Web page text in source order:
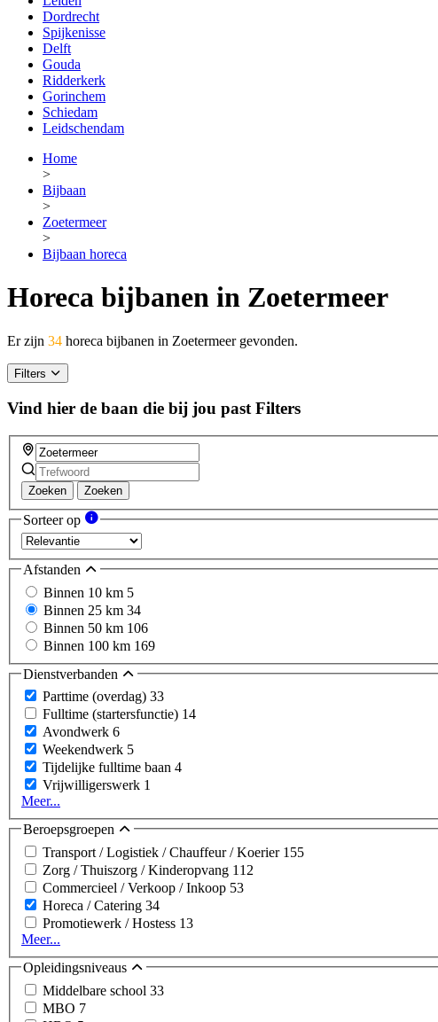
Dordrecht
Spijkenisse
Delft
Gouda
Ridderkerk
Gorinchem
Schiedam
Leidschendam
Home
>
Bijbaan
>
Zoetermeer
>
Bijbaan horeca
Horeca bijbanen in Zoetermeer
Er zijn 34 horeca bijbanen in Zoetermeer gevonden.
Filters
Vind hier de baan die bij jou past Filters
Zoeken Zoeken
Sorteer op
Afstanden
Binnen 10 km 5
Binnen 25 km 34
Binnen 50 km 106
Binnen 100 km 169
Dienstverbanden
Parttime (overdag) 33
Fulltime (startersfunctie) 14
Avondwerk 6
Weekendwerk 5
Tijdelijke fulltime baan 4
Vrijwilligerswerk 1
Meer...
Beroepsgroepen
Transport / Logistiek / Chauffeur / Koerier 155
Zorg / Thuiszorg / Kinderopvang 112
Commercieel / Verkoop / Inkoop 53
Horeca / Catering 34
Promotiewerk / Hostess 13
Meer...
Opleidingsniveaus
Middelbare school 33
MBO 7